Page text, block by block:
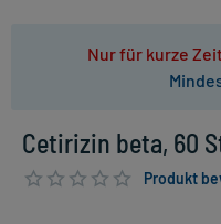
Nur für kurze
Cetirizin beta, 60
Produkt